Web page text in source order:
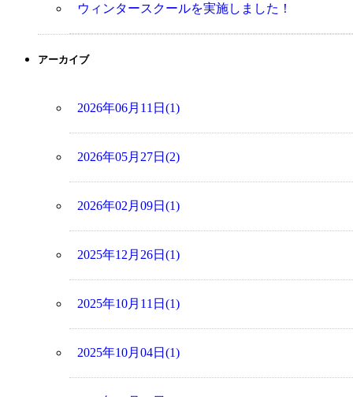
ウィンタースクールを実施しました！
アーカイブ
2026年06月11日(1)
2026年05月27日(2)
2026年02月09日(1)
2025年12月26日(1)
2025年10月11日(1)
2025年10月04日(1)